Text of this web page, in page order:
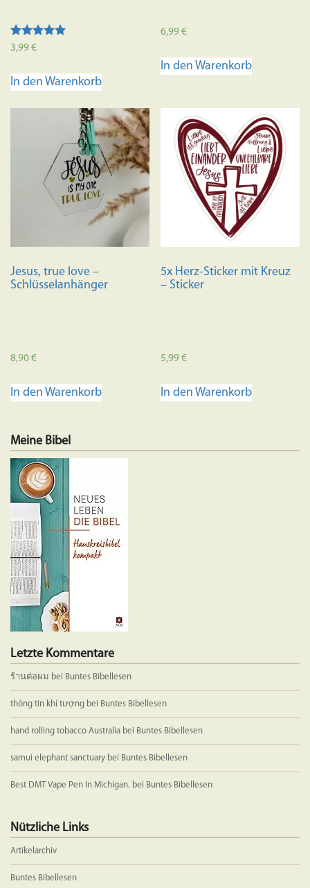
Bewertet mit
3,99€
In den Warenkorb
6,99€
In den Warenkorb
Jesus, true love –
Schlüsselanhänger
8,90€
In den Warenkorb
5x Herz-Sticker mit Kreuz
– Sticker
5,99€
In den Warenkorb
Meine Bibel
Letzte Kommentare
ร้านต่อผม bei Buntes Bibellesen
thông tin khí tượng bei Buntes Bibellesen
hand rolling tobacco Australia bei Buntes Bibellesen
samui elephant sanctuary bei Buntes Bibellesen
Best DMT Vape Pen In Michigan. bei Buntes Bibellesen
Nützliche Links
Artikelarchiv
Buntes Bibellesen